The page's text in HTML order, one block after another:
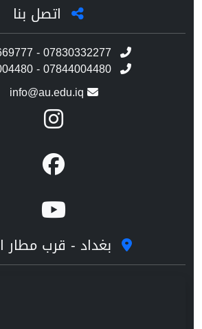
اتصل بنا
- 07830332277
- 07844004480
info@au.edu.iq
بغداد - قرب مطار